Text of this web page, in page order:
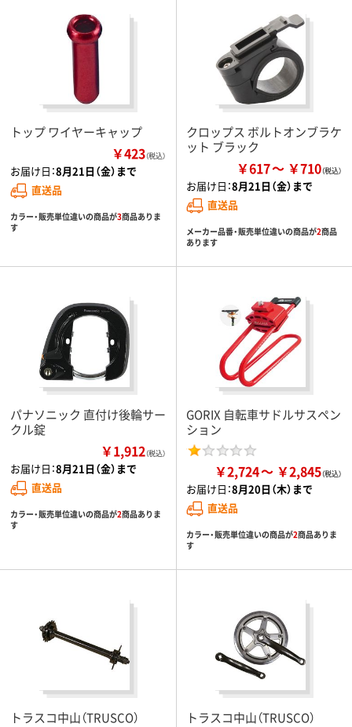
トップ ワイヤーキャップ
￥423（税込）
お届け日：8月21日（金）まで
直送品
カラー・販売単位違いの商品が3商品ありま
す
クロップス ボルトオンブラケ
ット ブラック
￥617 ￥710
お届け日：8月21日（金）まで
直送品
メーカー品番・販売単位違いの商品が2商品
あります
パナソニック 直付け後輪サー
クル錠
￥1,912（税込）
お届け日：8月21日（金）まで
直送品
カラー・販売単位違いの商品が2商品ありま
す
GORIX 自転車サドルサスペン
ション
￥2,724 ￥2,845
お届け日：8月20日（木）まで
直送品
カラー・販売単位違いの商品が2商品ありま
す
トラスコ中山（TRUSCO）
トラスコ中山（TRUSCO）